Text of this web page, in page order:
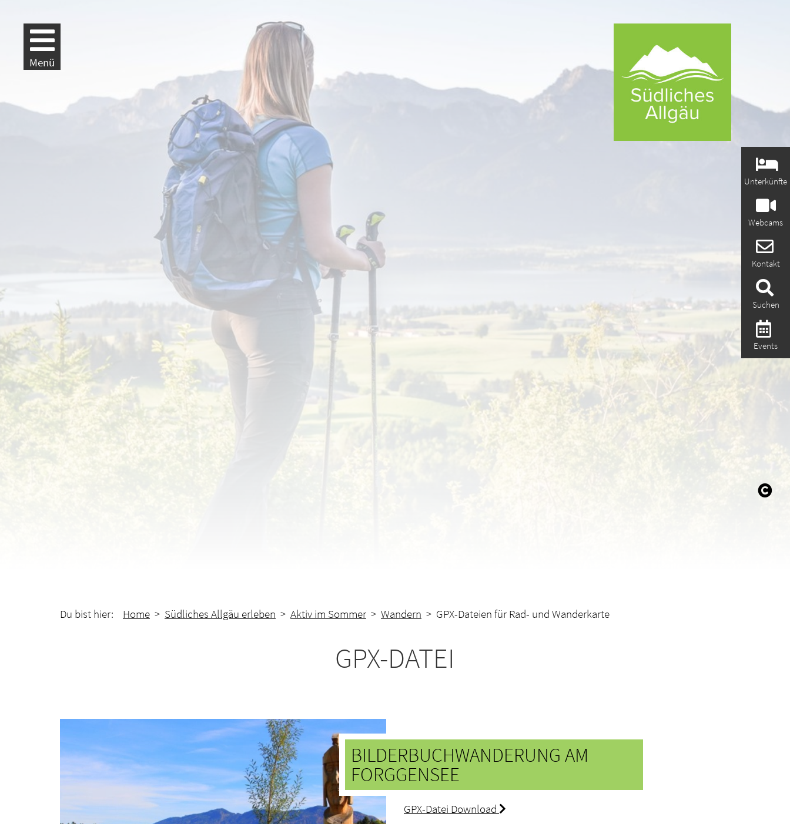
Unterkünfte
Webcams
Kontakt
Suchen
Events
Menü
Du bist hier: Home > Südliches Allgäu erleben > Aktiv im Sommer > Wandern > GPX-Dateien für Rad- und Wanderkarte
GPX-DATEI
BILDERBUCHWANDERUNG AM
FORGGENSEE
GPX-Datei Download